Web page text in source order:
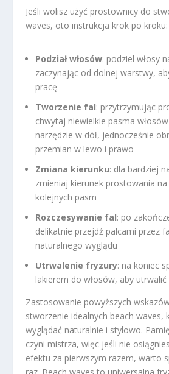
Jeśli wolisz użyć prostownicy do
waves, oto instrukcja krok po kroku:
Podział włosów: podziel włosy
zaczynając od dolnej warstwy,
pracę
Tworzenie fal: przytrzymując
chwytaj niewielkie pasma
narzędzie w dół, jednocześnie
przemian w lewo i prawo
Zmiana kierunku: dla bardziej
zmieniaj kierunek prostowania
kolejnych pasm
Rozczesywanie fal: po
delikatnie przejdź palcami przez
naturalnego wyglądu
Utrwalenie fryzury: na koniec
lakierem do włosów, aby
Zastosowanie powyższych
stworzenie idealnych beach waves,
wyglądać naturalnie i stylowo.
czyni mistrza, więc jeśli nie
efektu za pierwszym razem, warto
raz. Beach waves to uniwersalna